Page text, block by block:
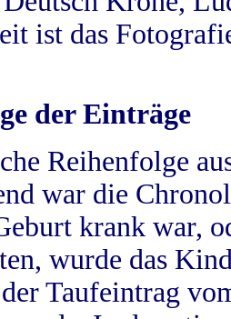
ist das
der Einträge
Reihenfolge
war die
krank war,
wurde das
der Taufeintrag